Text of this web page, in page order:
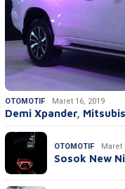
OTOMOTIF Maret 16, 2019
Demi Xpander,
OTOMOTIF Maret
Sosok New